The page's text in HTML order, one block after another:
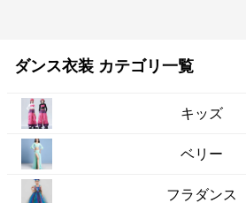
ダンス衣装 カテゴリ一覧
キッズ
ベリー
フラダンス